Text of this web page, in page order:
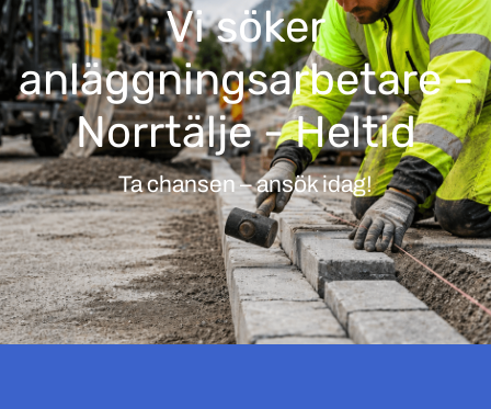
Vi söker
anläggningsarbetare -
Norrtälje - Heltid
Ta chansen – ansök idag!